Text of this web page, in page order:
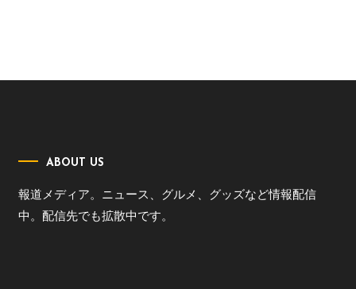
ABOUT US
報道メディア。ニュース、グルメ、グッズなど情報配信
中。配信先でも拡散中です。